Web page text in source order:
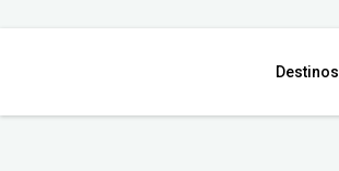
Destinos